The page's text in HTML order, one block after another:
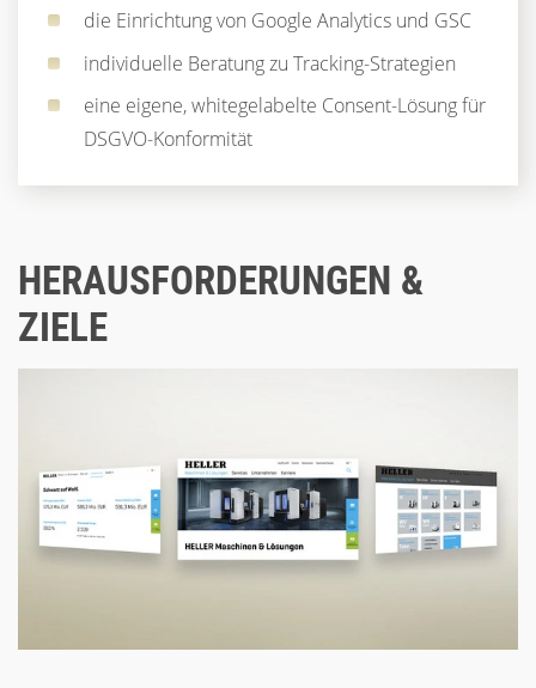
die Einrichtung von Google Analytics und GSC
individuelle Beratung zu Tracking-Strategien
eine eigene, whitegelabelte Consent-Lösung für
DSGVO-Konformität
HERAUSFORDERUNGEN &
ZIELE